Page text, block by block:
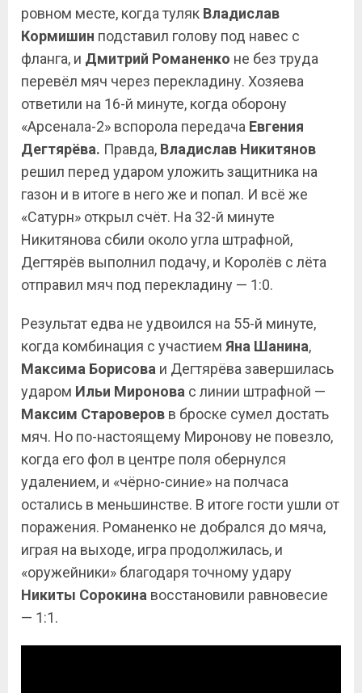
ровном месте, когда туляк Владислав
Кормишин подставил голову под навес с
фланга, и Дмитрий Романенко не без труда
перевёл мяч через перекладину. Хозяева
ответили на 16-й минуте, когда оборону
«Арсенала-2» вспорола передача Евгения
Дегтярёва. Правда, Владислав Никитянов
решил перед ударом уложить защитника на
газон и в итоге в него же и попал. И всё же
«Сатурн» открыл счёт. На 32-й минуте
Никитянова сбили около угла штрафной,
Дегтярёв выполнил подачу, и Королёв с лёта
отправил мяч под перекладину — 1:0.
Результат едва не удвоился на 55-й минуте,
когда комбинация с участием Яна Шанина,
Максима Борисова и Дегтярёва завершилась
ударом Ильи Миронова с линии штрафной —
Максим Староверов в броске сумел достать
мяч. Но по-настоящему Миронову не повезло,
когда его фол в центре поля обернулся
удалением, и «чёрно-синие» на полчаса
остались в меньшинстве. В итоге гости ушли от
поражения. Романенко не добрался до мяча,
играя на выходе, игра продолжилась, и
«оружейники» благодаря точному удару
Никиты Сорокина восстановили равновесие
— 1:1.